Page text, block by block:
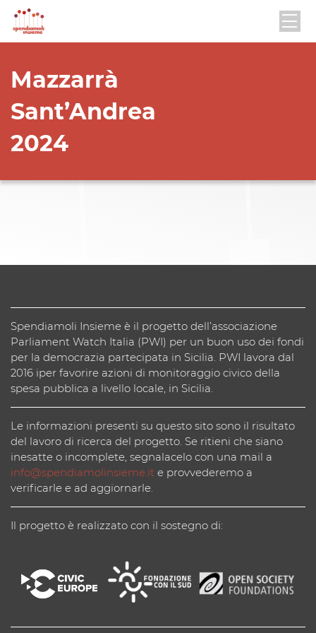
Mazzarrà
Sant’Andrea
2024
Spendiamoli Insieme è il progetto dell’associazione
Parliament Watch Italia (PWI) per un buon uso dei fondi
per la democrazia partecipata in Sicilia. PWI lavora dal
2016 iper favorire azioni di monitoraggio civico della
spesa pubblica a livello locale, in Sicilia.
Le informazioni presenti su questo sito sono il risultato
del lavoro di ricerca del progetto. Se ritieni che siano
inesatte o incomplete, segnalacelo con una mail a
info@spendiamolinsieme.it e provvederemo a
verificarle e ad aggiornarle.
Il progetto è realizzato con il sostegno di: